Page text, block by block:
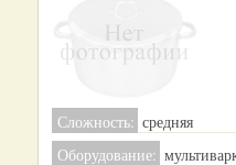
Сложность: средняя
Оборудование: